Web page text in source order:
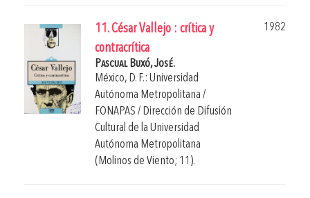
11. César Vallejo : crítica y
contracrítica
1982
Pascual Buxó, José.
México, D. F.: Universidad
Autónoma Metropolitana /
FONAPAS / Dirección de Difusión
Cultural de la Universidad
Autónoma Metropolitana
(Molinos de Viento; 11).